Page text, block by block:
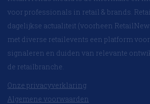
voor professionals in retail & brands.
dagelijkse actualiteit (voorheen
met diverse retailevents een platform
signaleren en duiden van relevante
de retailbranche.
Onze privacyverklaring
Algemene voorwaarden